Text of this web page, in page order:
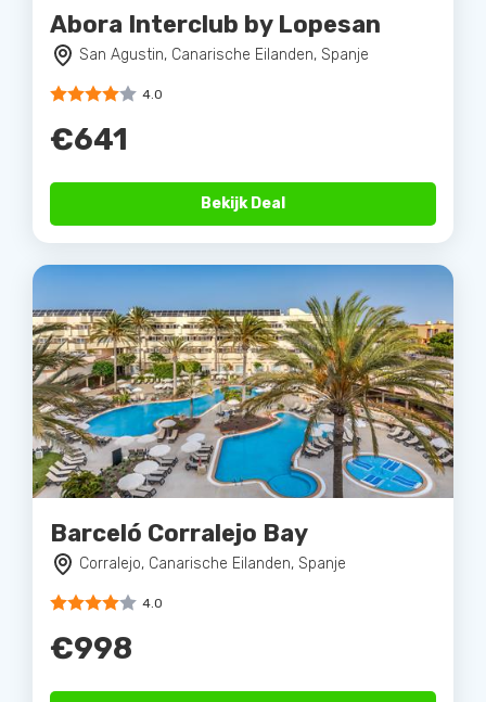
Abora Interclub by Lopesan
San Agustin, Canarische Eilanden, Spanje
4.0
€641
Bekijk Deal
Barceló Corralejo Bay
Corralejo, Canarische Eilanden, Spanje
4.0
€998